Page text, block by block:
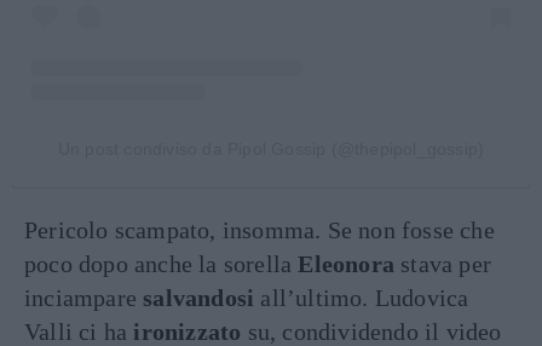
Pericolo scampato, insomma. Se non fosse che
poco dopo anche la sorellaEleonora stava per
inciampare salvandosi all’ultimo. Ludovica
Valli ci ha ironizzato su, condividendo il video